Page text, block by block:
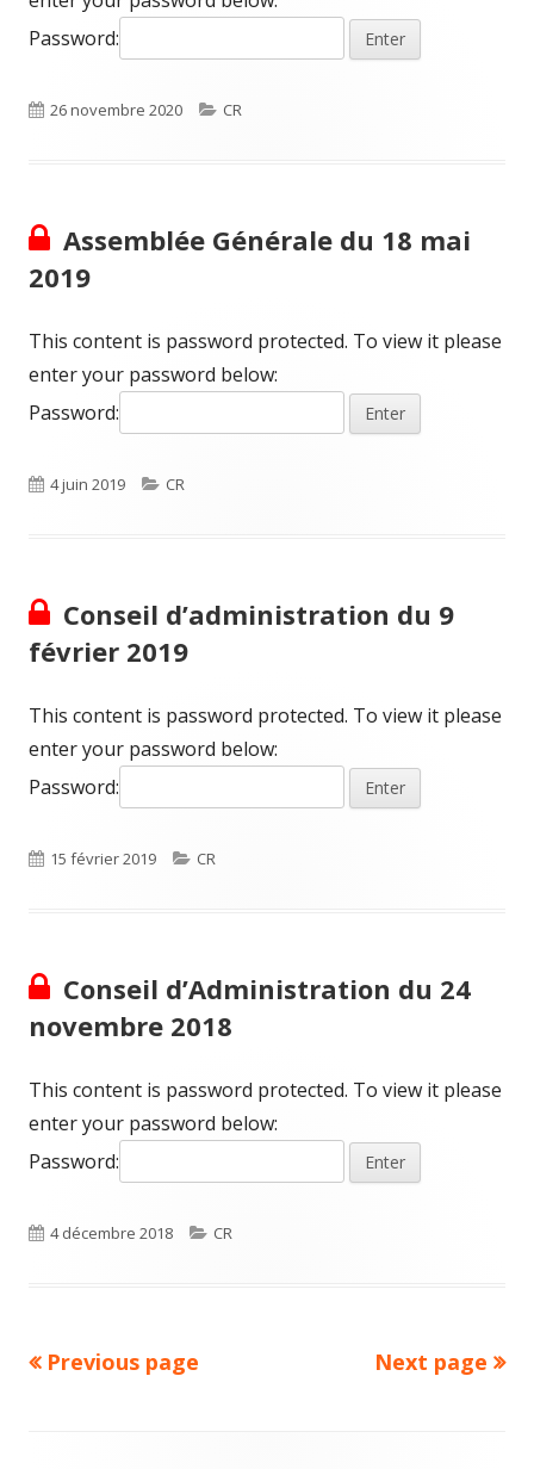
Password:
Published
26 novembre 2020 Categories
CR
Assemblée Générale du 18 mai
2019
This content is password protected. To view it please
enter your password below:
Password:
Published
4 juin 2019 Categories
CR
Conseil d’administration du 9
février 2019
This content is password protected. To view it please
enter your password below:
Password:
Published
15 février 2019 Categories
CR
Conseil d’Administration du 24
novembre 2018
This content is password protected. To view it please
enter your password below:
Password:
Published
4 décembre 2018 Categories
CR
Pagination
Previous page Next page